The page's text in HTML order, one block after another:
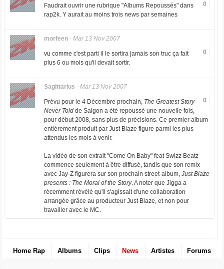
0
Faudrait ouvrir une rubrique "Albums Repoussés" dans
rap2k. Y aurait au moins trois news par semaines
morfeen- Mar 13 Nov 2007
0
vu comme c'est parti il le sortira jamais son truc ça fait
plus 6 ou mois qu'il devait sortir.
Sagittarius - Mar 13 Nov 2007
0
Prévu pour le 4 Décembre prochain, The Greatest Story
Never Toldde Saigon a été repoussé une nouvelle fois,
pour début 2008, sans plus de précisions. Ce premier album
entièrement produit par Just Blaze figure parmi les plus
attendus les mois à venir.
La vidéo de son extrait "Come On Baby" feat Swizz Beatz
commence seulement à être diffusé, tandis que son remix
avec Jay-Z figurera sur son prochain street-album, Just Blaze
presents : The Moral of the Story. A noter que Jigga a
récemment révélé qu'il s'agissait d'une collaboration
arrangée grâce au producteur Just Blaze, et non pour
travailler avec le MC.
Home Rap Albums Clips News Artistes Forums